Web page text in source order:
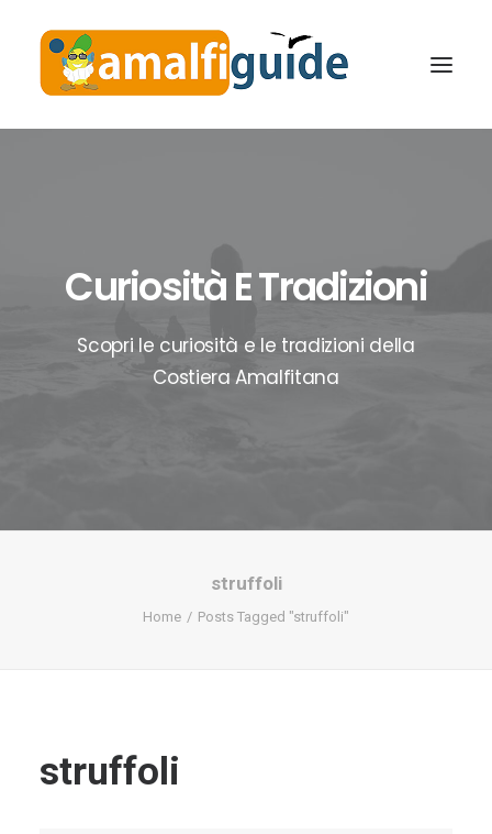
Curiosità E Tradizioni
Scopri le curiosità e le tradizioni della
Costiera Amalfitana
struffoli
Home Posts Tagged "struffoli"
struffoli